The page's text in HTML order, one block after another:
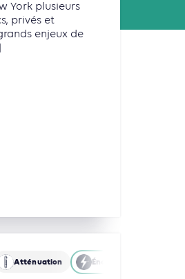
York plusieurs
privés et
enjeux de
et Usages des sols
Atténuation Énergies